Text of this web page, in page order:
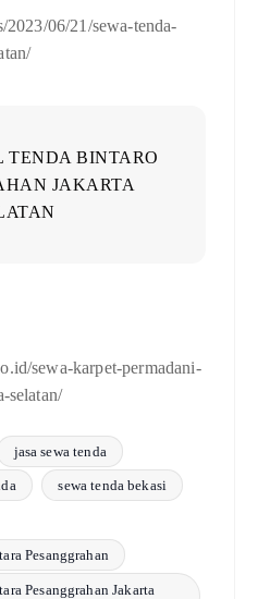
2023/06/21/sewa-tenda-
TENDA BINTARO
JAKARTA
sewa-karpet-permadani-
selatan/
jasa sewa tenda
sewa tenda bekasi
Pesanggrahan
Pesanggrahan Jakarta